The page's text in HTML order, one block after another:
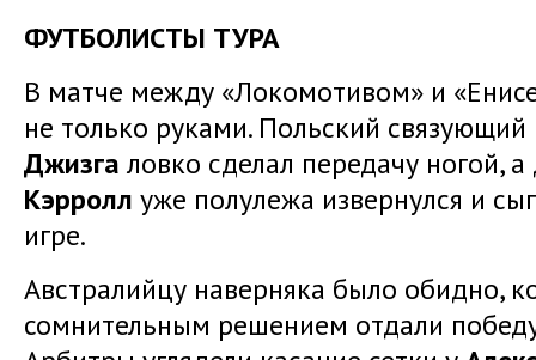
ФУТБОЛИСТЫ ТУРА
В матче между «Локомотивом» и
не только руками. Польский
Джизга ловко сделал передачу ногой,
Кэрролл уже полулежа извернулся и
игре.
Австралийцу наверняка было обидно,
сомнительным решением отдали